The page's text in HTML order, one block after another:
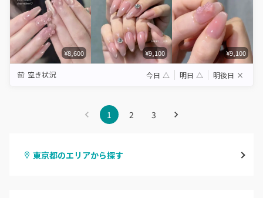
¥8,600 ¥9,100 ¥9,100
空き状況 今日 △ 明日 △ 明後日 ×
1 2 3
東京都のエリアから探す